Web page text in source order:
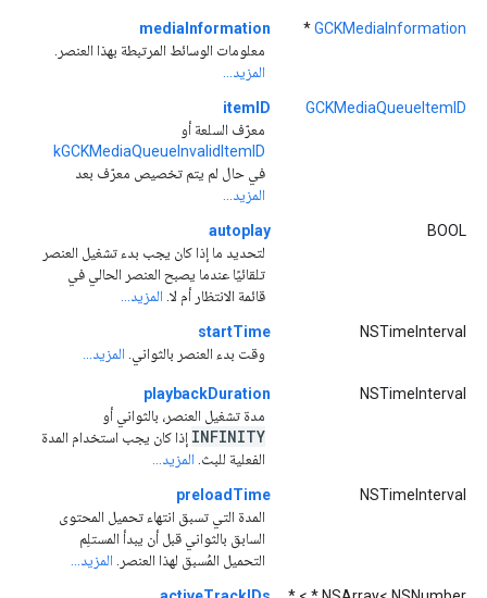
GCKMediaInformation
*
mediaInformation
معلومات الوسائط المرتبطة بهذا العنصر.
المزيد...
GCKMediaQueueItemID
itemID
معرّف السلعة أو
kGCKMediaQueueInvalidItemID
في حال لم يتم تخصيص معرّف بعد
المزيد...
BOOL
autoplay
لتحديد ما إذا كان يجب بدء تشغيل العنصر
تلقائيًا عندما يصبح العنصر الحالي في
قائمة الانتظار أم لا. المزيد...
NSTimeInterval
startTime
وقت بدء العنصر بالثواني. المزيد...
NSTimeInterval
playbackDuration
مدة تشغيل العنصر، بالثواني أو
INFINITY إذا كان يجب استخدام المدة
الفعلية للبث. المزيد...
NSTimeInterval
preloadTime
المدة التي تسبق انتهاء تحميل المحتوى
السابق بالثواني قبل أن يبدأ المستلِم
التحميل المُسبق لهذا العنصر. المزيد...